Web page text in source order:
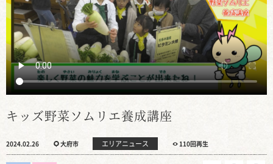
キッズ野菜ソムリエ養成講座
2024.02.26 大府市 エリアニュース 110回再生